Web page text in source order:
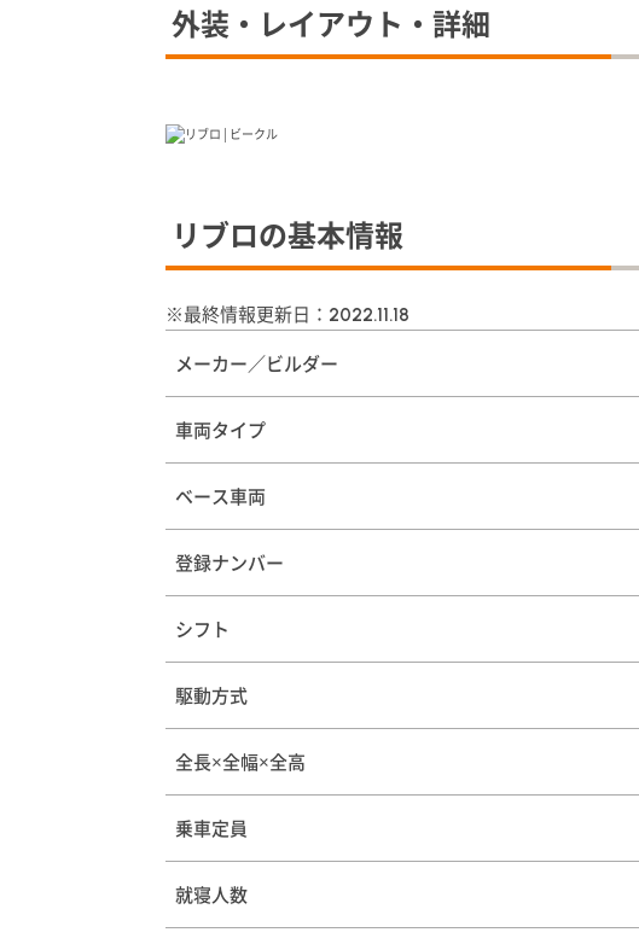
外装・レイアウト・詳細
リブロの基本情報
※最終情報更新日： 2022.11.18
メーカー／ビルダー
車両タイプ
ベース車両
登録ナンバー
シフト
駆動方式
全長×全幅×全高
乗車定員
就寝人数